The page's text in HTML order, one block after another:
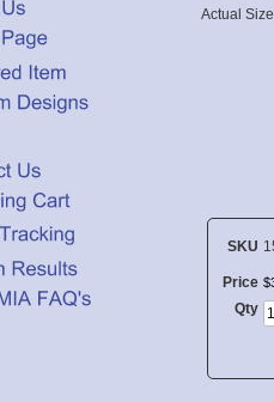
Actual
SKU
Price $
Qty